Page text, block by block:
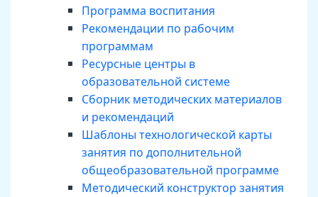
Программа воспитания
Рекомендации по рабочим
программам
Ресурсные центры в
образовательной системе
Сборник методических материалов
и рекомендаций
Шаблоны технологической карты
занятия по дополнительной
общеобразовательной программе
Методический конструктор занятия